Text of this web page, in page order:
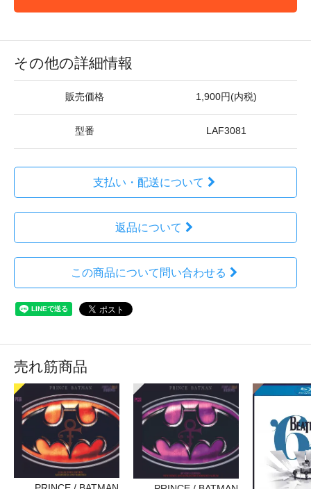
その他の詳細情報
販売価格 1,900円(内税)
型番 LAF3081
支払い・配送について
返品について
この商品について問い合わせる
売れ筋商品